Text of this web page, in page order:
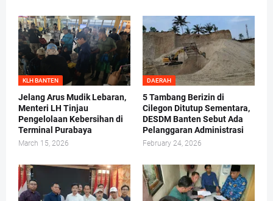
KLH BANTEN
Jelang Arus Mudik Lebaran,
Menteri LH Tinjau
Pengelolaan Kebersihan di
Terminal Purabaya
March 15, 2026
DAERAH
5 Tambang Berizin di
Cilegon Ditutup Sementara,
DESDM Banten Sebut Ada
Pelanggaran Administrasi
February 24, 2026